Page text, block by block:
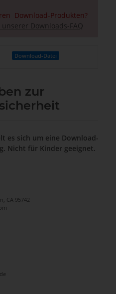
Download-Produkten?
Downloads-FAQ
Download-Datei
zur
es sich um eine Download-
. Nicht für Kinder geeignet.
CA 95742